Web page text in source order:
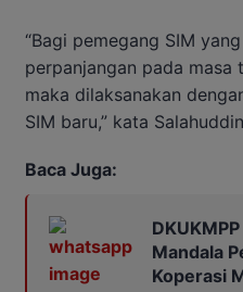
“Bagi pemegang SIM
perpanjangan pada
maka dilaksanakan
SIM baru,” kata
Baca Juga:
Mandala
Koperasi